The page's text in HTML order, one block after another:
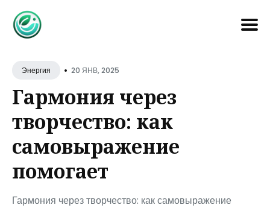
forЭнергия • 20 ЯНВ, 2025
Гармония через
творчество: как
самовыражение
помогает
Гармония через творчество: как самовыражение